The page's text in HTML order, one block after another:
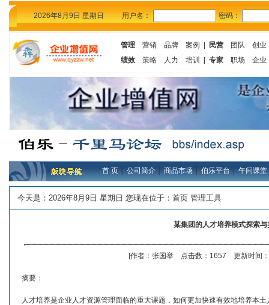
2026年8月9日 星期日 用户名： 密码：
管理 营销 品牌 案例 民营 团队
创业
绩效
策略 人力 培训 专家 职场 企业
首 页│公司简介│商品市场│伯乐平台│午间课堂
今天是： 2026年8月9日 星期日 您现在位于： 首页 管理工具
某集团的人才培养模式探索与
[作者：张国举 点击数：1657 更新时间
摘要：
人才培养是企业人才资源管理面临的重大课题，如何更加快速有效地培养本